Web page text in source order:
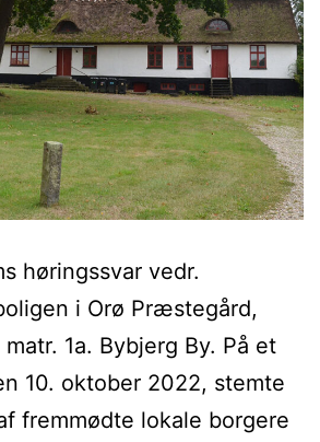
høringssvar vedr.
i Orø Præstegård,
1a. Bybjerg By. På et
10. oktober 2022, stemte
fremmødte lokale borgere